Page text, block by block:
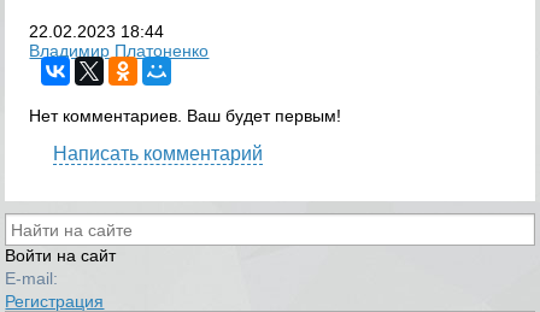
22.02.2023 18:44
Владимир Платоненко
Нет комментариев. Ваш будет первым!
Написать комментарий
Войти на сайт
E-mail:
Регистрация